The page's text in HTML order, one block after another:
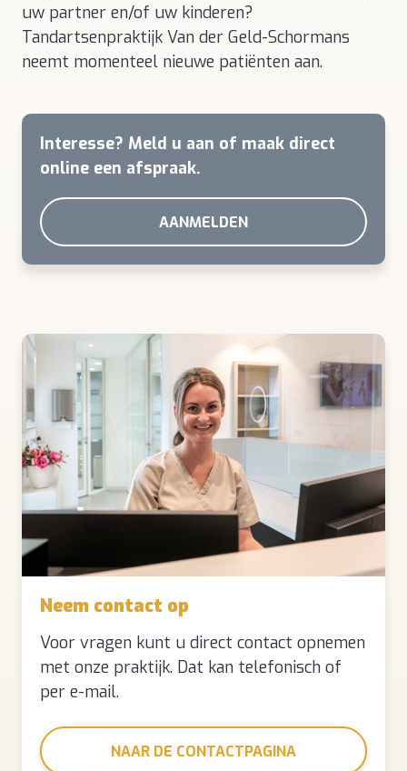
uw partner en/of uw kinderen?
Tandartsenpraktijk Van der Geld-Schormans
neemt momenteel nieuwe patiënten aan.
Interesse? Meld u aan of maak direct
online een afspraak.
AANMELDEN
Neem contact op
Voor vragen kunt u direct contact opnemen
met onze praktijk. Dat kan telefonisch of
per e-mail.
NAAR DE CONTACTPAGINA